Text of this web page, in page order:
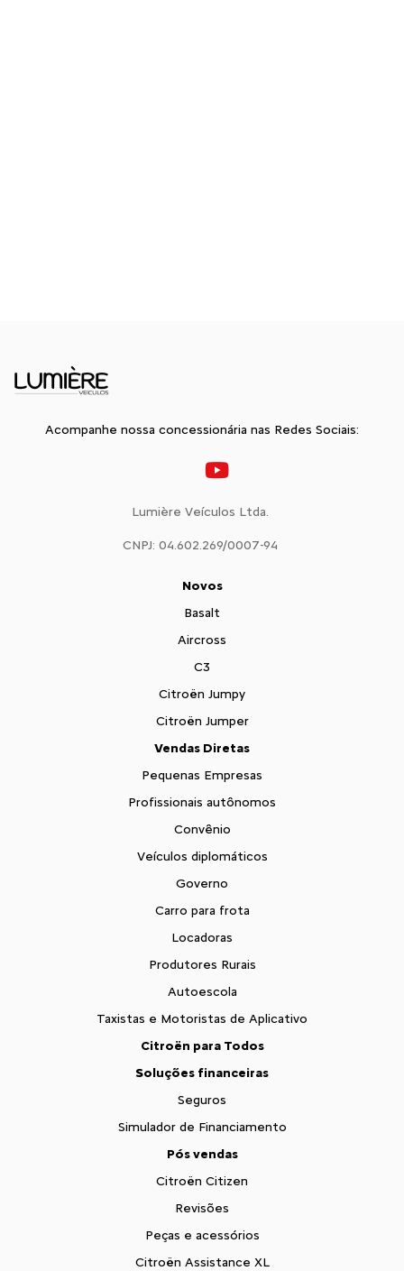
Acompanhe nossa concessionária nas Redes Sociais:
Lumière Veículos Ltda.
CNPJ: 04.602.269/0007-94
Novos
Basalt
Aircross
C3
Citroën Jumpy
Citroën Jumper
Vendas Diretas
Pequenas Empresas
Profissionais autônomos
Convênio
Veículos diplomáticos
Governo
Carro para frota
Locadoras
Produtores Rurais
Autoescola
Taxistas e Motoristas de Aplicativo
Citroën para Todos
Soluções financeiras
Seguros
Simulador de Financiamento
Pós vendas
Citroën Citizen
Revisões
Peças e acessórios
Citroën Assistance XL